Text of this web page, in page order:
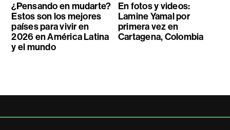
¿Pensando en mudarte?
Estos son los mejores
países para vivir en
2026 en América Latina
y el mundo
En fotos y videos:
Lamine Yamal por
primera vez en
Cartagena, Colombia